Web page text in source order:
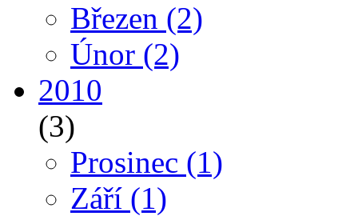
Březen (2)
Únor (2)
2010
(3)
Prosinec (1)
Září (1)